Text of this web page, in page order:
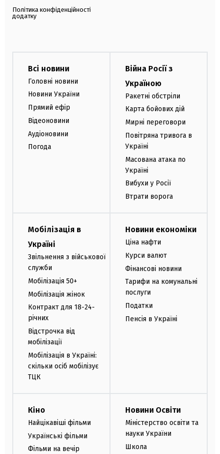
Політика конфіденційності
додатку
Всі новини
Головні новини
Новини України
Прямий ефір
Відеоновини
Аудіоновини
Погода
Війна Росії з
Україною
Ракетні обстріли
Карта бойових дій
Мирні переговори
Повітряна тривога в
Україні
Масована атака по
Україні
Вибухи у Росії
Втрати ворога
Мобілізація в
Україні
Звільнення з військової
служби
Мобілізація 50+
Мобілізація жінок
Контракт для 18-24-
річних
Відстрочка від
мобілізації
Мобілізація в Україні:
скільки осіб мобілізує
ТЦК
Новини економіки
Ціна нафти
Курси валют
Фінансові новини
Тарифи на комунальні
послуги
Податки
Пенсія в Україні
Кіно
Найцікавіші фільми
Українські фільми
Фільми на вечір
Новини Освіти
Міністерство освіти та
науки України
Школа